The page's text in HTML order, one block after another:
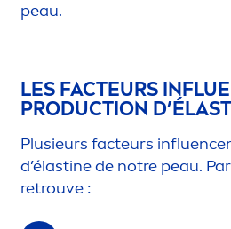
peau.
LES FACTEURS
PRODUCTION
Plusieurs facteurs
d’élastine de notre peau.
retrouve :